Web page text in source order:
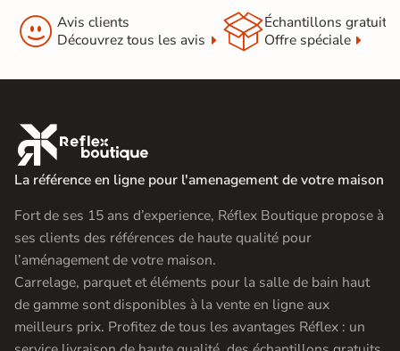
 Avis clients
Découvrez tous les avis
Échantillons gratuit
Offre spéciale

La référence en ligne pour l'amenagement de votre maison
Fort de ses 15 ans d’experience, Réflex Boutique propose à
ses clients des références de haute qualité pour
l’aménagement de votre maison.
Carrelage, parquet et éléments pour la salle de bain haut
de gamme sont disponibles à la vente en ligne aux
meilleurs prix. Profitez de tous les avantages Réflex : un